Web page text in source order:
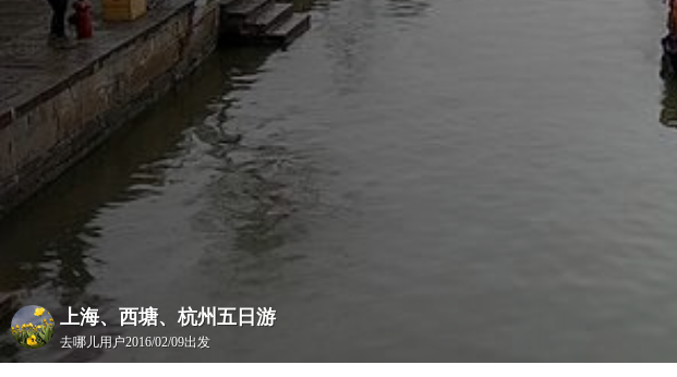
上海、西塘、杭州五日游
去哪儿用户2016/02/09出发